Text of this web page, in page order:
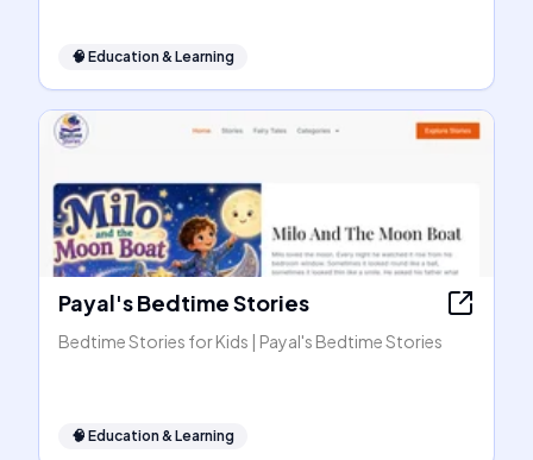
🧠 Education & Learning
Payal's Bedtime Stories
Bedtime Stories for Kids | Payal's Bedtime Stories
🧠 Education & Learning